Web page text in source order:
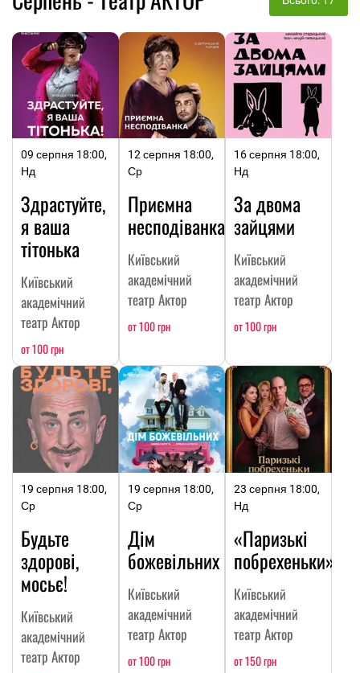
09 серпня 18:00,
Нд
Здрастуйте,
я ваша
тітонька
Київський
академічний
театр Актор
от 100 грн
12 серпня 18:00,
Ср
Приємна
несподіванка
Київський
академічний
театр Актор
от 100 грн
16 серпня 18:00,
Нд
За двома
зайцями
Київський
академічний
театр Актор
от 100 грн
19 серпня 18:00,
Ср
Будьте
здорові,
мосьє!
Київський
академічний
театр Актор
19 серпня 18:00,
Ср
Дім
божевільних
Київський
академічний
театр Актор
от 100 грн
23 серпня 18:00,
Нд
«Паризькі
побрехеньки»
Київський
академічний
театр Актор
от 150 грн